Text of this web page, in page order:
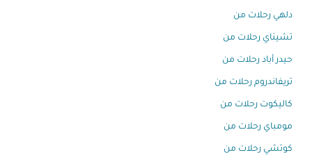
دلهي رحلات من
تشيناي رحلات من
حيدر أباد رحلات من
تريفاندروم رحلات من
كاليكوت رحلات من
مومباي رحلات من
كوتشي رحلات من